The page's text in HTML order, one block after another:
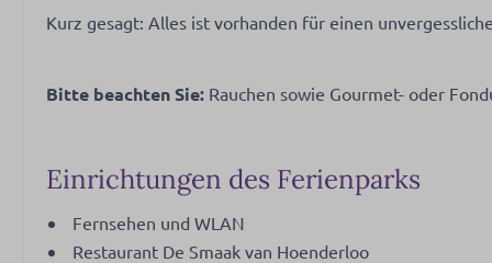
Kurz gesagt: Alles ist vorhanden für einen
Bitte beachten Sie: Rauchen sowie Gourmet- oder
Einrichtungen des Ferienparks
Fernsehen und WLAN
Restaurant De Smaak van Hoenderloo